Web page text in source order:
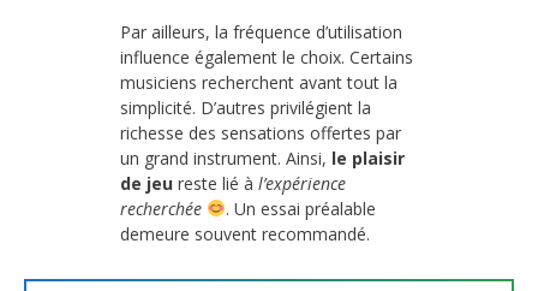
Par ailleurs, la fréquence d’utilisation
influence également le choix. Certains
musiciens recherchent avant tout la
simplicité. D’autres privilégient la
richesse des sensations offertes par
un grand instrument. Ainsi, le plaisir
de jeu reste lié à l’expérience
recherchée
. Un essai préalable
demeure souvent recommandé.